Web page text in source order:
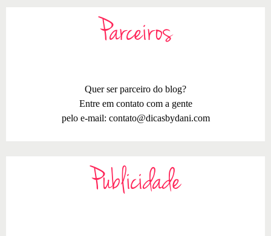
Parceiros
Quer ser parceiro do blog?
Entre em contato com a gente
pelo e-mail: contato@dicasbydani.com
Publicidade